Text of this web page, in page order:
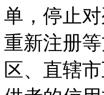
单，停止
重新注册
区、直辖